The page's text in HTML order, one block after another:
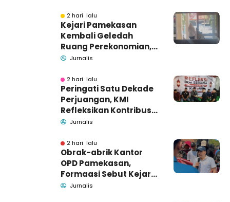
2 hari lalu
Kejari Pamekasan
Kembali Geledah
Ruang Perekonomian,
Pidsus: Tunggu Saja!
Jurnalis
2 hari lalu
Peringati Satu Dekade
Perjuangan, KMI
Refleksikan Kontribusi
untuk Masyarakat
Jurnalis
2 hari lalu
Obrak-abrik Kantor
OPD Pamekasan,
Formaasi Sebut Kejari
Pamekasan
Jurnalis